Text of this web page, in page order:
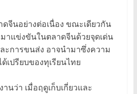
ดจีนอย่างต่อเนื่อง ขณะเดียวกัน
าแข่งขันในตลาดจีนด้วยจุดเด่น
การขนส่ง อาจนำมาซึ่งความ
เปรียบของทุเรียนไทย
นว่า เมื่อฤดูเก็บเกี่ยวและ